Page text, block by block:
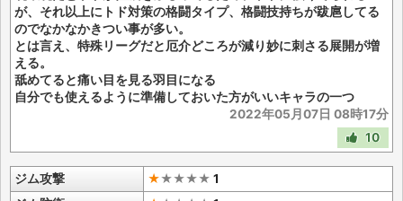
が、それ以上にトド対策の格闘タイプ、格闘技持ちが跋扈してる
のでなかなかきつい事が多い。
とは言え、特殊リーグだと厄介どころが減り妙に刺さる展開が増
える。
舐めてると痛い目を見る羽目になる
自分でも使えるように準備しておいた方がいいキャラの一つ
2022年05月07日 08時17分
10
ジム攻撃 ★★★★★ 1